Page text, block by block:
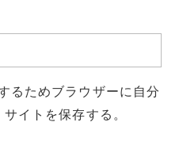
るためブラウザーに自分
イトを保存する。